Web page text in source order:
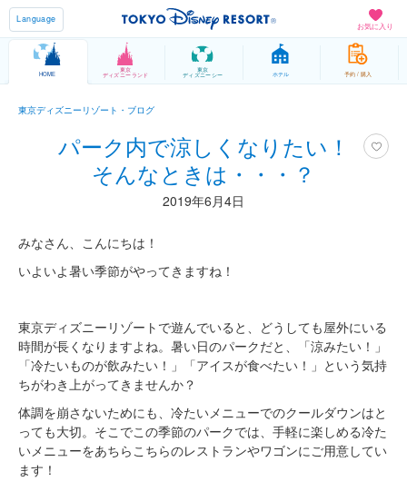
お気に入り
Language
HOME
東京
ディズニーランド
東京
ディズニーシー ホテル 予約 / 購入
東京ディズニーリゾート・ブログ
パーク内で涼しくなりたい！
そんなときは・・・？
2019年6月4日
みなさん、こんにちは！
いよいよ暑い季節がやってきますね！
東京ディズニーリゾートで遊んでいると、どうしても屋外にいる
時間が長くなりますよね。暑い日のパークだと、「涼みたい！」
「冷たいものが飲みたい！」「アイスが食べたい！」という気持
ちがわき上がってきませんか？
体調を崩さないためにも、冷たいメニューでのクールダウンはと
っても大切。そこでこの季節のパークでは、手軽に楽しめる冷た
いメニューをあちらこちらのレストランやワゴンにご用意してい
ます！